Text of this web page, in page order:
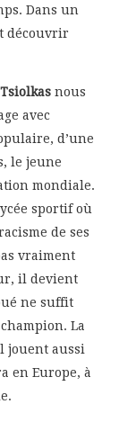
Dans un
découvrir
nous
avec
d’une
le jeune
mondiale.
sportif où
de ses
vraiment
il devient
ne suffit
La
jouent aussi
en Europe, à